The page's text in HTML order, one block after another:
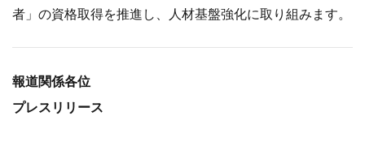
者」の資格取得を推進し、人材基盤強化に取り組みます。
報道関係各位
プレスリリース